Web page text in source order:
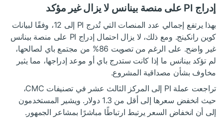
إدراج PI على منصة بينانس لا يزال غير مؤكد
بهذا يرتفع إجمالي عدد المنصات التي تُدرج PI إلى 12، وفقًا لبيانات
كوين رانكينج. ومع ذلك، لا يزال احتمال إدراج PI على منصة بينانس
غير واضح. على الرغم من تصويت 86% من مجتمع باي لصالحها،
لم تؤكد بينانس ما إذا كانت ستدرج باي أو موعد إدراجها، مما يثير
مخاوف بشأن مصداقية المشروع.
تراجعت عملة PI إلى المركز الثالث عشر في تصنيفات CMC،
حيث انخفض سعرها إلى أقل من 1.3 دولار. ويشير المستخدمون
إلى أن انخفاض السعر يرتبط ارتباطًا مباشرًا بمشاعر الجمهور.